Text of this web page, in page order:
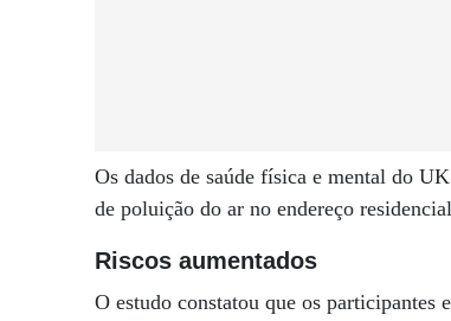
Os dados de saúde física e mental do
de poluição do ar no endereço
Riscos aumentados
O estudo constatou que os participantes